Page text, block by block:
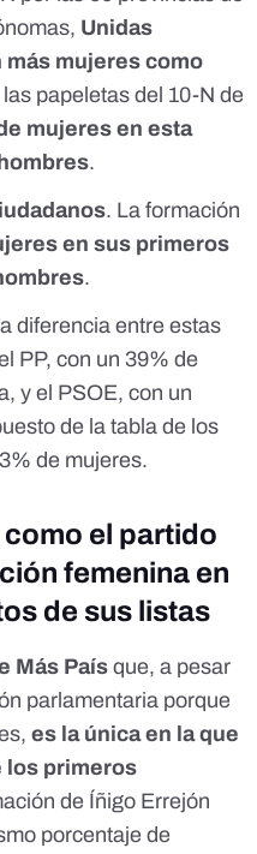
Unidas
más mujeres como
papeletas del 10-N de
mujeres en esta
.
. La formación
en sus primeros
.
diferencia entre estas
PP, con un 39% de
y el PSOE, con un
de la tabla de los
de mujeres.
como el partido
femenina en
de sus listas
Más Paísque, a pesar
parlamentaria porque
es la única en la que
los primeros
de Íñigo Errejón
porcentaje de